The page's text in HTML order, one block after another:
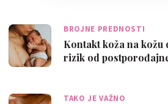
BROJNE PREDNOSTI
Kontakt koža na kožu
rizik od
TAKO JE VAŽNO